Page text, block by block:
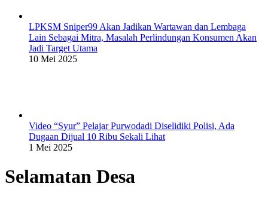
LPKSM Sniper99 Akan Jadikan Wartawan dan Lembaga
Lain Sebagai Mitra, Masalah Perlindungan Konsumen Akan
Jadi Target Utama
10 Mei 2025
Video “Syur” Pelajar Purwodadi Diselidiki Polisi, Ada
Dugaan Dijual 10 Ribu Sekali Lihat
1 Mei 2025
Selamatan Desa